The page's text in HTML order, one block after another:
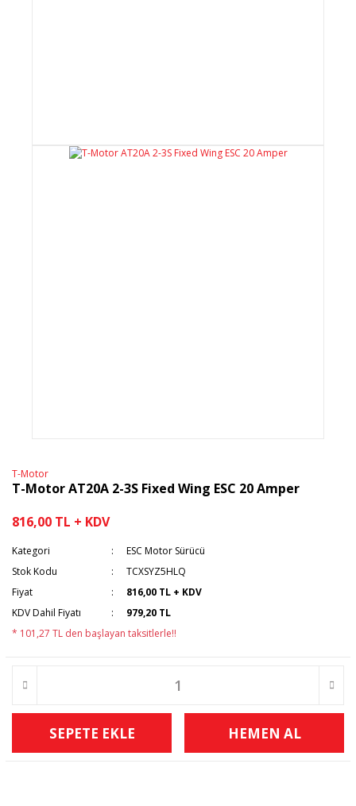
T-Motor
T-Motor AT20A 2-3S Fixed Wing ESC 20 Amper
816,00 TL + KDV
Kategori
ESC Motor Sürücü
Stok Kodu
TCXSYZ5HLQ
Fiyat
816,00 TL + KDV
KDV Dahil Fiyatı
979,20 TL
* 101,27 TL den başlayan taksitlerle!!
SEPETE EKLE HEMEN AL